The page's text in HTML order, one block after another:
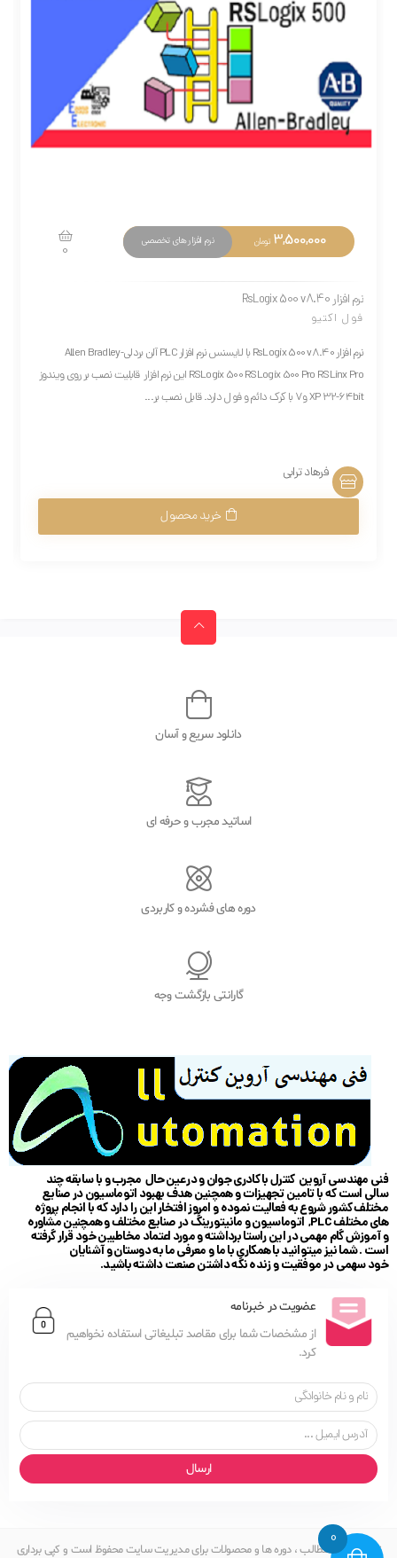
3,500,000 تومان نرم افزار های تخصصی
0
نرم افزار RsLogix 500 v8.40
فول اکتیو
نرم افزار RsLogix 500 v8.40 با لایسنس نرم افزار PLC آلن بردلی-Allen Bradley
RSLogix 500 RSLogix 500 Pro RSLinx Pro این نرم افزار قابلیت نصب بر روی ویندوز
XP 32-64bit و7 با کرک دائم و فول دارد. قابل نصب بر...
فرهاد ترابی
خرید محصول
دانلود سریع و آسان
اساتید مجرب و حرفه ای
دوره های فشرده و کاربردی
گارانتی بازگشت وجه
فنی مهندسی آروین کنترل با کادری جوان و در عین حال مجرب و با سابقه چند
سالی است که با تامین تجهیزات و همچنین هدف بهبود اتوماسیون در صنایع
مختلف کشور شروع به فعالیت نموده و امروز افتخار این را دارد که با انجام پروژه
های مختلف PLC, اتوماسیون و مانیتورینگ در صنایع مختلف و همچنین مشاوره
و آموزش گام مهمی در این راستا برداشته و مورد اعتماد مخاطبین خود قرار گرفته
است . شما نیز میتوانید با همکاری با ما و معرفی ما به دوستان و آشنایان
خود سهمی در موفقیت و زنده نگه داشتن صنعت داشته باشید.
عضویت در خبرنامه
از مشخصات شما برای مقاصد تبلیغاتی استفاده نخواهیم
کرد.
ارسال
تمامی حقوق مطالب ، دوره ها و محصولات برای مدیریت سایت محفوظ است و کپی برداری
0